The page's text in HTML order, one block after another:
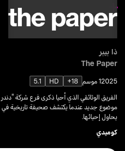
ذا بيبر
The Paper
20251 موسم 18+
HD
5.1
الفريق الوثائقي الذي أحيا ذكرى فرع شركة
موضوع جديد عندما يكتشف صحيفة تاريخية في
يحاول إحيائها.
كوميدي